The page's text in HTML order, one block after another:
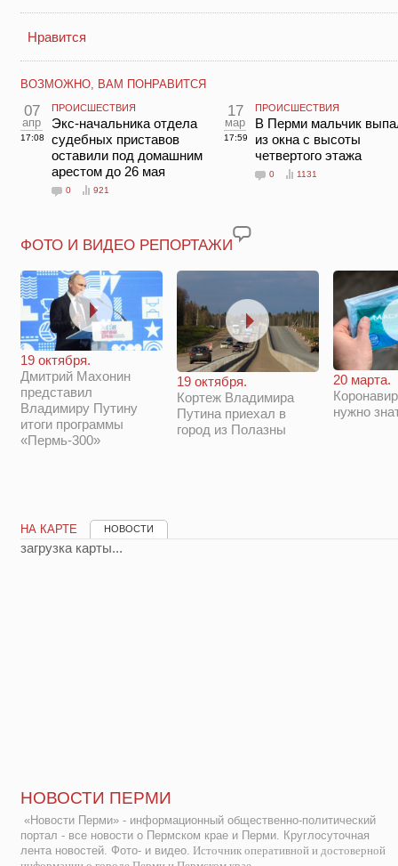
Нравится
ВОЗМОЖНО, ВАМ ПОНРАВИТСЯ
07
апр
17:08
ПРОИСШЕСТВИЯ
Экс-начальника отдела
судебных приставов
оставили под домашним
арестом до 26 мая
0 921
17
мар
17:59
ПРОИСШЕСТВИЯ
В Перми мальчик
из окна с высоты
четвертого этажа
0 1131
ФОТО И ВИДЕО РЕПОРТАЖИ
19 октября.
Дмитрий Махонин
представил
Владимиру Путину
итоги программы
«Пермь-300»
19 октября.
Кортеж Владимира
Путина приехал в
город из Полазны
20 марта.
нужно
НА КАРТЕ НОВОСТИ
загрузка карты...
НОВОСТИ ПЕРМИ
«Новости Перми» - информационный общественно-политический
портал - все новости о Пермском крае и Перми. Круглосуточная
лента новостей. Фото- и видео. Источник оперативной и достоверной